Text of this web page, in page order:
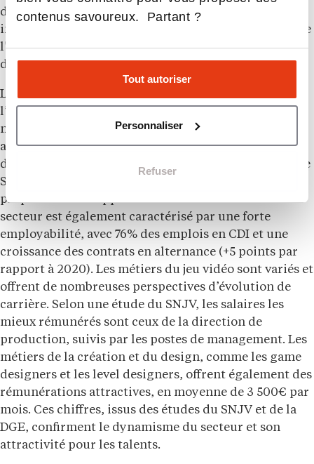
contenus savoureux. Partant ?
Tout autoriser
Personnaliser
Refuser
domaines de la technologie et du développement
informatique. Ces chiffres témoignent de la vitalité de
l’écosystème français du jeu vidéo et de son potentiel
de développement à l’avenir.
La France se positionne comme un acteur majeur de
l’industrie du jeu vidéo en Europe. Le pays attire de
nombreux talents grâce à ses dispositifs fiscaux
avantageux, la qualité de ses formations et son cadre
de vie attractif. 85% des entreprises interrogées par le
SNJV considèrent la France comme un territoire
propice au développement de leurs activités. Le
secteur est également caractérisé par une forte
employabilité, avec 76% des emplois en CDI et une
croissance des contrats en alternance (+5 points par
rapport à 2020). Les métiers du jeu vidéo sont variés et
offrent de nombreuses perspectives d’évolution de
carrière. Selon une étude du SNJV, les salaires les
mieux rémunérés sont ceux de la direction de
production, suivis par les postes de management. Les
métiers de la création et du design, comme les game
designers et les level designers, offrent également des
rémunérations attractives, en moyenne de 3 500€ par
mois. Ces chiffres, issus des études du SNJV et de la
DGE, confirment le dynamisme du secteur et son
attractivité pour les talents.